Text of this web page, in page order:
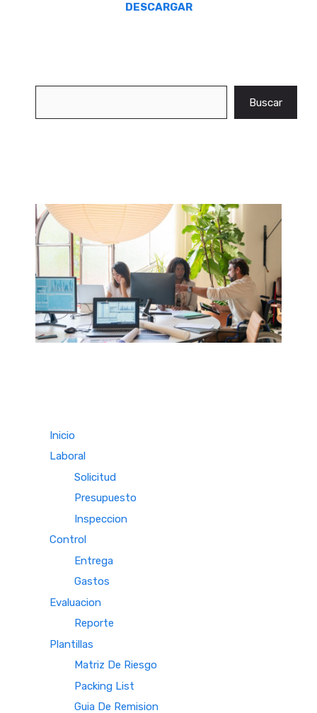
DESCARGAR
Buscar
Inicio
Laboral
Solicitud
Presupuesto
Inspeccion
Control
Entrega
Gastos
Evaluacion
Reporte
Plantillas
Matriz De Riesgo
Packing List
Guia De Remision